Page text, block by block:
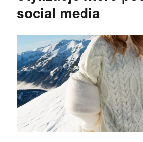
social media